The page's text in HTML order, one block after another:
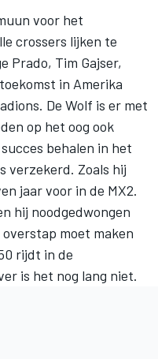
voor het
crossers lijken te
Prado, Tim Gajser,
in Amerika
De Wolf is er met
op het oog ook
behalen in het
verzekerd. Zoals hij
jaar voor in de MX2.
hij noodgedwongen
moet maken
rijdt in de
is het nog lang niet.